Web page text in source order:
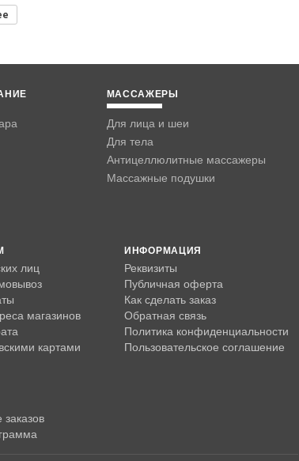
МАССАЖЕРЫ
Для лица и шеи
Для тела
Антицеллюлитные массажеры
Массажные подушки
лиц
магазинов
картами
ИНФОРМАЦИЯ
Реквизиты
Публичная оферта
Как сделать заказ
Обратная связь
Политика конфиденциальности
Пользовательское соглашение